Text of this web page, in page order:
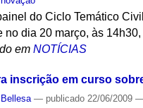
do Ciclo Temático
no dia 20 março, às 14h30,
em NOTÍCIAS
inscrição em curso
— publicado 22/06/2009